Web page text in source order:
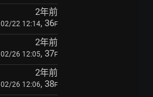
2年前
02/22 12:14, 36F
2年前
02/26 12:05, 37F
2年前
02/26 12:06, 38F